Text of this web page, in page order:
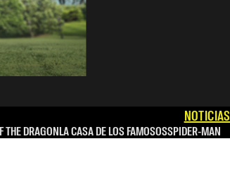
NOTICIAS
THE DRAGONLA CASA DE LOS FAMOSOSSPIDER-MAN